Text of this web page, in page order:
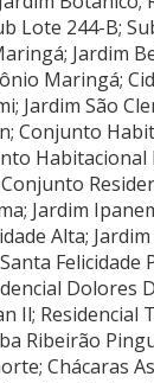
Lote 244-B;
Jardim
Maringá;
Jardim São
Conjunto
Jardim
Alta;
Felicidade
Dolores
Il; Residencial
Ribeirão
Chácaras